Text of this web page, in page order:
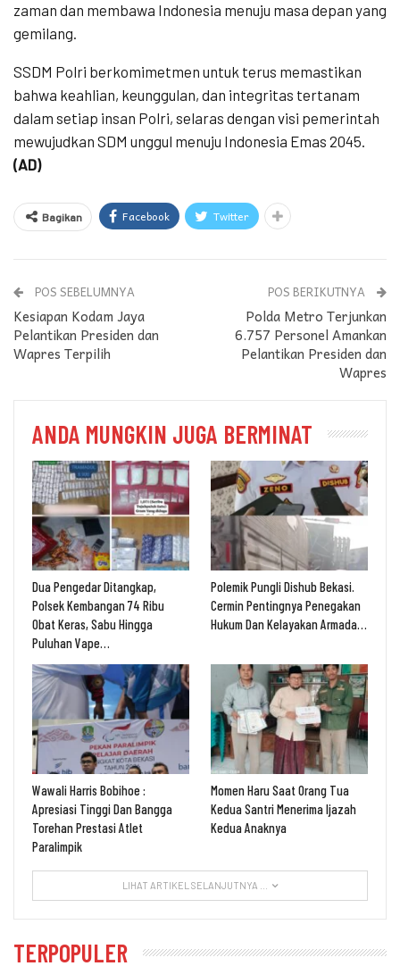
zaman dan membawa Indonesia menuju masa depan yang
gemilang.
SSDM Polri berkomimetmen untuk terus memastikan
bahwa keahlian, keunggulan, dan integritas tertanam
dalam setiap insan Polri, selaras dengan visi pemerintah
mewujudkan SDM unggul menuju Indonesia Emas 2045.
(AD)
Bagikan Facebook Twitter
POS SEBELUMNYA
Kesiapan Kodam Jaya
Pelantikan Presiden dan
Wapres Terpilih
POS BERIKUTNYA
Polda Metro Terjunkan
6.757 Personel Amankan
Pelantikan Presiden dan
Wapres
ANDA MUNGKIN JUGA BERMINAT
Dua Pengedar Ditangkap,
Polsek Kembangan 74 Ribu
Obat Keras, Sabu Hingga
Puluhan Vape…
Polemik Pungli Dishub Bekasi.
Cermin Pentingnya Penegakan
Hukum Dan Kelayakan Armada…
Wawali Harris Bobihoe :
Apresiasi Tinggi Dan Bangga
Torehan Prestasi Atlet
Paralimpik
Momen Haru Saat Orang Tua
Kedua Santri Menerima Ijazah
Kedua Anaknya
LIHAT ARTIKEL SELANJUTNYA ...
TERPOPULER